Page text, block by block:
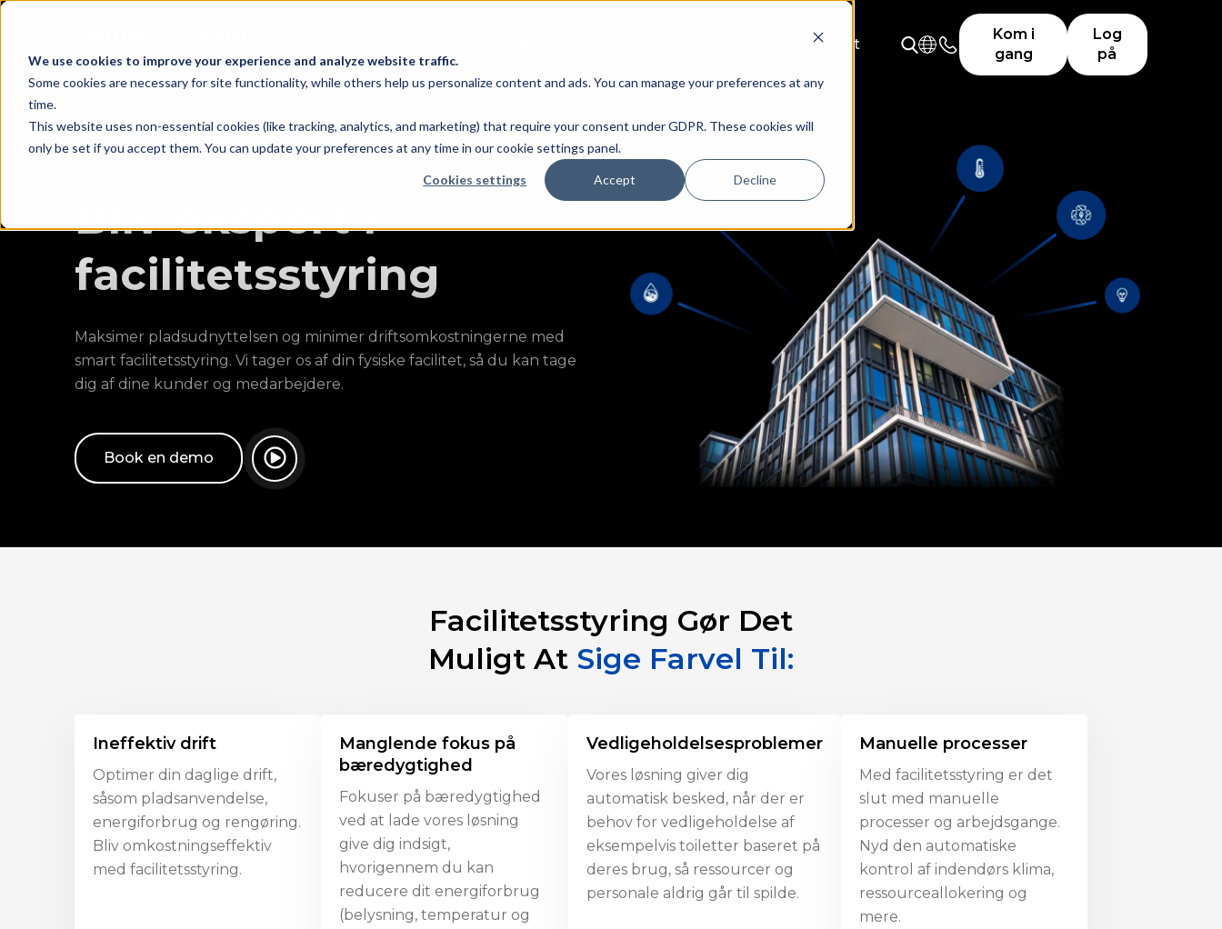
We use cookies to improve your experience and analyze website traffic.
Some cookies are necessary for site functionality, while others help us personalize content and ads. You can manage your preferences at any
time.
This website uses non-essential cookies (like tracking, analytics, and marketing) that require your consent under GDPR. These cookies will
only be set if you accept them. You can update your preferences at any time in our cookie settings panel.
Cookies settings Accept Decline
Firmaet
Kom i
gang
Log
på
Facilitetsstyring
Bliv ekspert i
facilitetsstyring
Maksimer pladsudnyttelsen og minimer driftsomkostningerne med
smart facilitetsstyring. Vi tager os af din fysiske facilitet, så du kan tage
dig af dine kunder og medarbejdere.
Book en demo
Facilitetsstyring Gør Det
Muligt At Sige Farvel Til:
Ineffektiv drift
Optimer din daglige drift,
såsom pladsanvendelse,
energiforbrug og rengøring.
Bliv omkostningseffektiv
med facilitetsstyring.
Manglende fokus på
bæredygtighed
Fokuser på bæredygtighed
ved at lade vores løsning
give dig indsigt,
hvorigennem du kan
reducere dit energiforbrug
(belysning, temperatur og
Vedligeholdelsesproblemer
Vores løsning giver dig
automatisk besked, når der er
behov for vedligeholdelse af
eksempelvis toiletter baseret på
deres brug, så ressourcer og
personale aldrig går til spilde.
Manuelle processer
Med facilitetsstyring er det
slut med manuelle
processer og arbejdsgange.
Nyd den automatiske
kontrol af indendørs klima,
ressourceallokering og
mere.